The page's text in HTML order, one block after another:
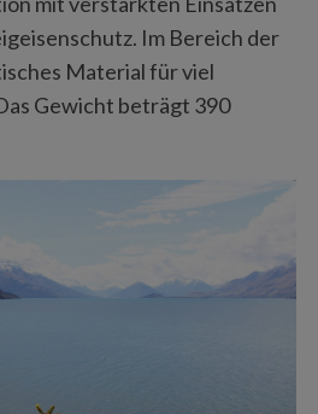
Im Bereich der
Material für viel
Gewicht beträgt 390